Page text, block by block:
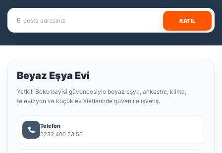
KATIL
Beyaz Eşya Evi
Yetkili Beko bayisi güvencesiyle beyaz eşya, ankastre, klima,
televizyon ve küçük ev aletlerinde güvenli alışveriş.
Telefon
0232 400 23 56